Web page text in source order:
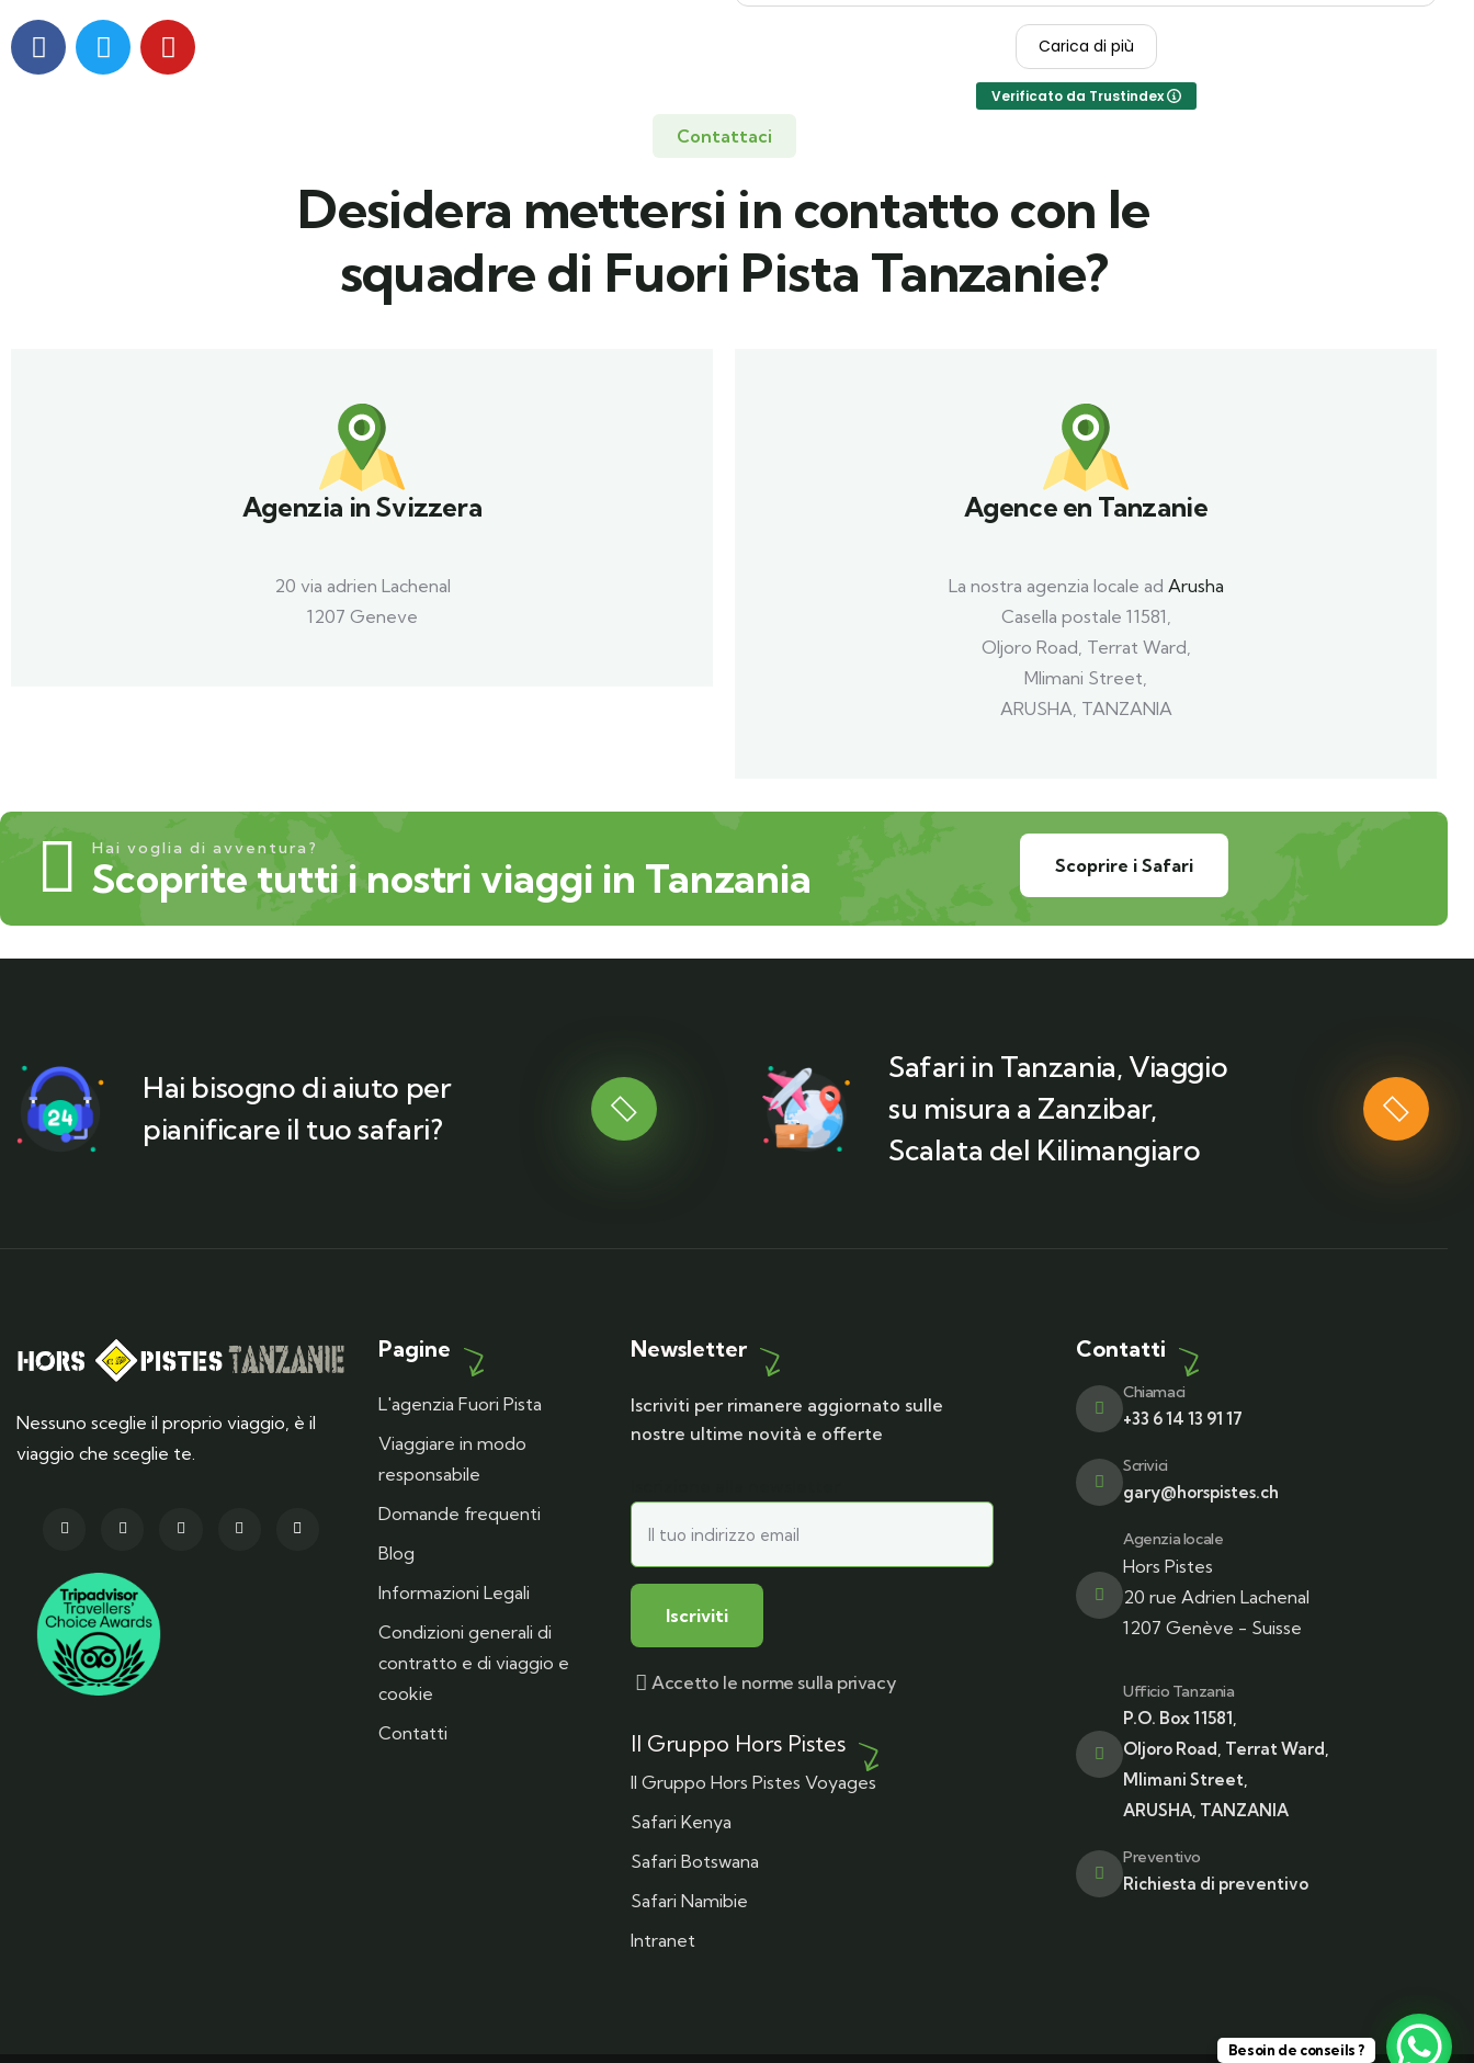
giorno e che ha esaudito tutte le nostre richieste. Ovviamente super
se vuoi fare una vacanza in Tanzania questo è il posto giusto
Carica di più
Verificato da Trustindex
Contattaci
Desidera mettersi in contatto con le
squadre di Fuori Pista Tanzanie?
Agenzia in Svizzera
20 via adrien Lachenal
1207 Geneve
Agence en Tanzanie
La nostra agenzia locale ad Arusha
Casella postale 11581,
Oljoro Road, Terrat Ward,
Mlimani Street,
ARUSHA, TANZANIA
Hai voglia di avventura?
Scoprite tutti i nostri viaggi in Tanzania Scoprire i Safari
Hai bisogno di aiuto per
pianificare il tuo safari?
Safari in Tanzania, Viaggio
su misura a Zanzibar,
Scalata del Kilimangiaro
Nessuno sceglie il proprio viaggio, è il
viaggio che sceglie te.
Pagine
L'agenzia Fuori Pista
Viaggiare in modo
responsabile
Domande frequenti
Blog
Informazioni Legali
Condizioni generali di
contratto e di viaggio e
cookie
Contatti
Newsletter
Iscriviti per rimanere aggiornato sulle
nostre ultime novità e offerte
Accetto le norme sulla privacy
Il Gruppo Hors Pistes
Il Gruppo Hors Pistes Voyages
Safari Kenya
Safari Botswana
Safari Namibie
Intranet
Contatti
Chiamaci
+33 6 14 13 91 17
Scrivici
gary@horspistes.ch
Agenzia locale
Hors Pistes
20 rue Adrien Lachenal
1207 Genève - Suisse
Ufficio Tanzania
P.O. Box 11581,
Oljoro Road, Terrat Ward,
Mlimani Street,
ARUSHA, TANZANIA
Preventivo
Richiesta di preventivo
Besoin de conseils ?